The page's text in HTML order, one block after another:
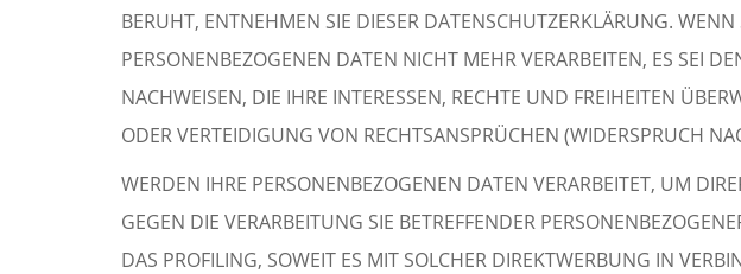
BERUHT, ENTNEHMEN SIE DIESER DATENSCHUTZERKLÄRUNG.
PERSONENBEZOGENEN DATEN NICHT MEHR VERARBEITEN, ES SEI
NACHWEISEN, DIE IHRE INTERESSEN, RECHTE UND FREIHEITEN
ODER VERTEIDIGUNG VON RECHTSANSPRÜCHEN (WIDERSPRUCH
WERDEN IHRE PERSONENBEZOGENEN DATEN VERARBEITET, UM
GEGEN DIE VERARBEITUNG SIE BETREFFENDER
DAS PROFILING, SOWEIT ES MIT SOLCHER DIREKTWERBUNG IN